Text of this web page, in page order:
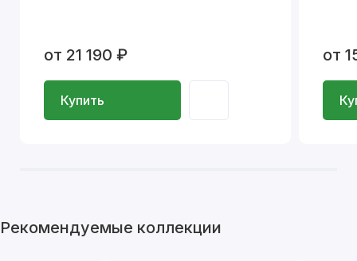
от 21 190 ₽
Купить
от
Рекомендуемые коллекции